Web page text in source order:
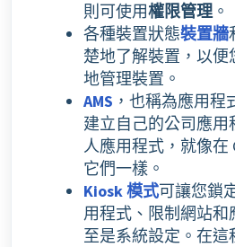
則可使用權限管理。
各種裝置狀態裝置牆
楚地了解裝置，以
地管理裝置。
AMS ，也稱為應用
建立自己的公司應
人應用程式，就像在
它們一樣。
Kiosk 模式可讓您鎖
用程式、限制網站
至是系統設定。在